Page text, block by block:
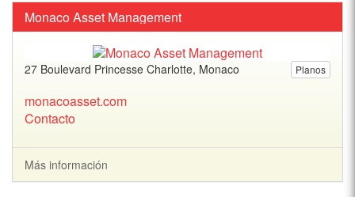
Monaco Asset Management
Planos
27 Boulevard Princesse Charlotte, Monaco
monacoasset.com
Contacto
Más información